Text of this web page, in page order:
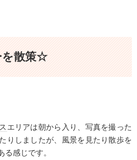
を散策☆
エリアは朝から入り、写真を撮った
りしましたが、風景を見たり散歩を
感じです。